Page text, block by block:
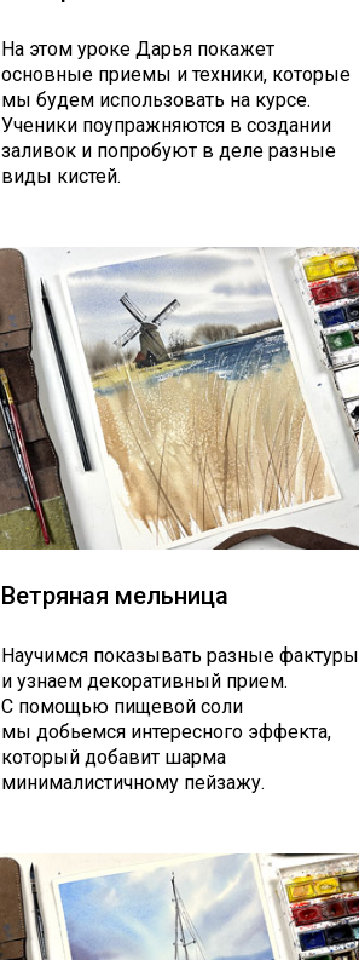
На этом уроке Дарья покажет
основные приемы и техники, которые
мы будем использовать на курсе.
Ученики поупражняются в создании
заливок и попробуют в деле разные
виды кистей.
Ветряная мельница
Научимся показывать разные фактуры
и узнаем декоративный прием.
С помощью пищевой соли
мы добьемся интересного эффекта,
который добавит шарма
минималистичному пейзажу.